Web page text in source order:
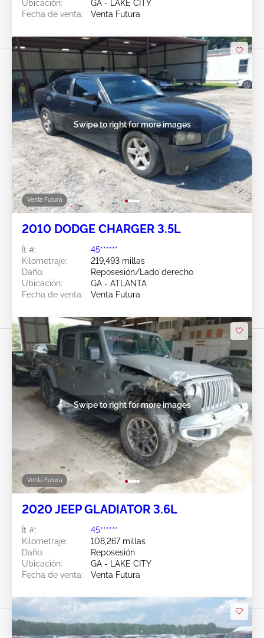
Ubicación:
GA - LAKE CITY
Fecha de venta:
Venta Futura
Venta Futura
Swipe to right for more images
2010 DODGE CHARGER 3.5L
Ít #:
45******
Kilometraje:
219,493 millas
Daño:
Reposesión/Lado derecho
Ubicación:
GA - ATLANTA
Fecha de venta:
Venta Futura
Venta Futura
Swipe to right for more images
2020 JEEP GLADIATOR 3.6L
Ít #:
45******
Kilometraje:
108,267 millas
Daño:
Reposesión
Ubicación:
GA - LAKE CITY
Fecha de venta:
Venta Futura